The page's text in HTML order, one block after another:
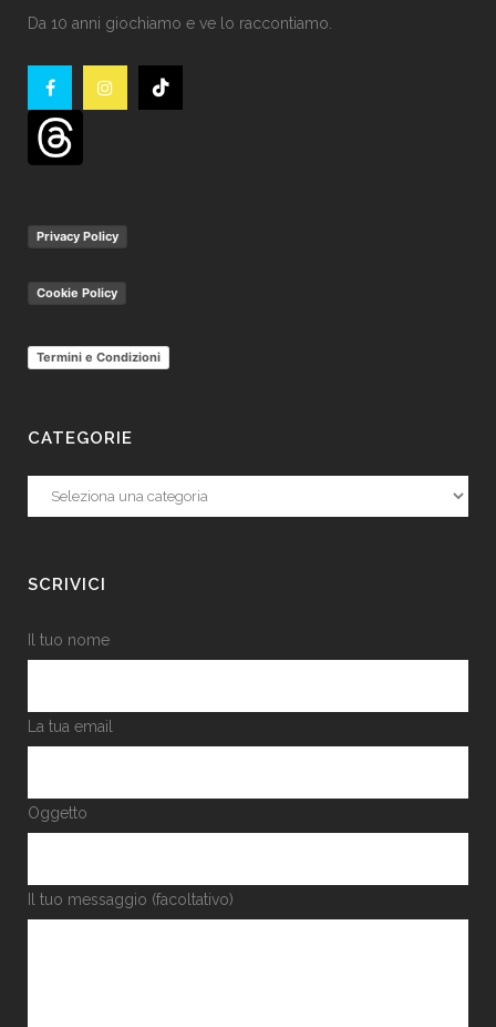
Da 10 anni giochiamo e ve lo raccontiamo.
Privacy Policy
Cookie Policy
Termini e Condizioni
CATEGORIE
Categorie
SCRIVICI
Il tuo nome
La tua email
Oggetto
Il tuo messaggio (facoltativo)